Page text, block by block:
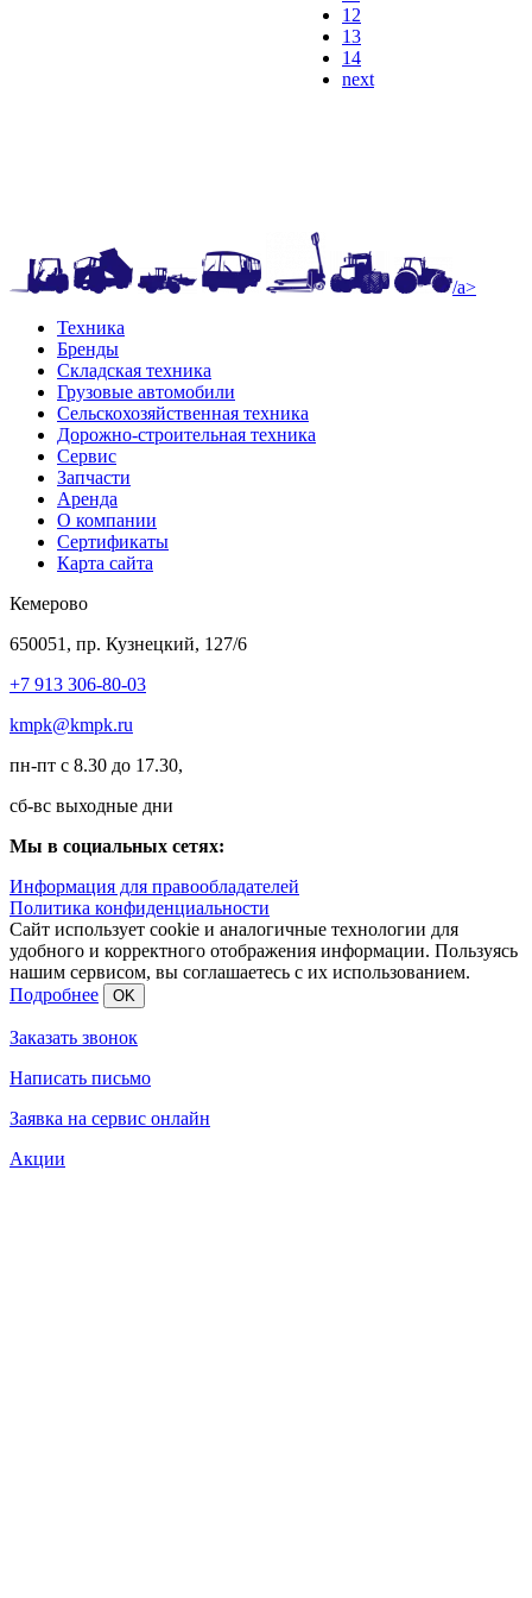
12
13
14
next
/a>
Техника
Бренды
Складская техника
Грузовые автомобили
Сельскохозяйственная техника
Дорожно-строительная техника
Сервис
Запчасти
Аренда
О компании
Сертификаты
Карта сайта
Кемерово
650051, пр. Кузнецкий, 127/6
+7 913 306-80-03
kmpk@kmpk.ru
пн-пт с 8.30 до 17.30,
сб-вс выходные дни
Мы в социальных сетях:
Информация для правообладателей
Политика конфиденциальности
Сайт использует cookie и аналогичные технологии для
удобного и корректного отображения информации. Пользуясь
нашим сервисом, вы соглашаетесь с их использованием.
Подробнее
OK
Заказать звонок
Написать письмо
Заявка на сервис онлайн
Акции